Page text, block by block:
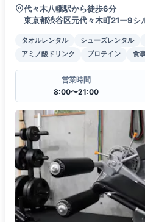
代々木八幡駅から徒歩6分
東京都渋谷区元代々木町21ー9シ
タオルレンタル シューズレンタル
アミノ酸ドリンク
プロテイン 食
営業時間
8:00〜21:00